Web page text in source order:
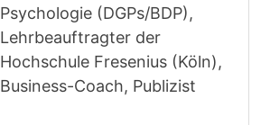
Psychologie (DGPs/BDP),
Lehrbeauftragter der
Hochschule Fresenius (Köln),
Business-Coach, Publizist